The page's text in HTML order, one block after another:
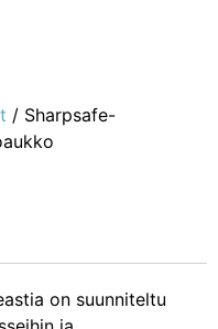
/ Sharpsafe-
on suunniteltu